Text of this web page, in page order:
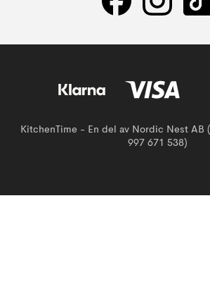
KitchenTime - En del av Nordic Nest AB
997 671 538)